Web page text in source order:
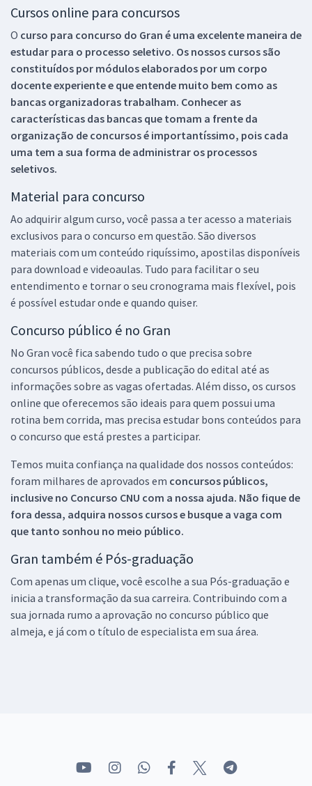
Cursos online para concursos
O curso para concurso do Gran é uma excelente maneira de
estudar para o processo seletivo. Os nossos cursos são
constituídos por módulos elaborados por um corpo
docente experiente e que entende muito bem como as
bancas organizadoras trabalham. Conhecer as
características das bancas que tomam a frente da
organização de concursos é importantíssimo, pois cada
uma tem a sua forma de administrar os processos
seletivos.
Material para concurso
Ao adquirir algum curso, você passa a ter acesso a materiais
exclusivos para o concurso em questão. São diversos
materiais com um conteúdo riquíssimo, apostilas disponíveis
para download e videoaulas. Tudo para facilitar o seu
entendimento e tornar o seu cronograma mais flexível, pois
é possível estudar onde e quando quiser.
Concurso público é no Gran
No Gran você fica sabendo tudo o que precisa sobre
concursos públicos, desde a publicação do edital até as
informações sobre as vagas ofertadas. Além disso, os cursos
online que oferecemos são ideais para quem possui uma
rotina bem corrida, mas precisa estudar bons conteúdos para
o concurso que está prestes a participar.
Temos muita confiança na qualidade dos nossos conteúdos:
foram milhares de aprovados em concursos públicos,
inclusive no Concurso CNU com a nossa ajuda. Não fique de
fora dessa, adquira nossos cursos e busque a vaga com
que tanto sonhou no meio público.
Gran também é Pós-graduação
Com apenas um clique, você escolhe a sua Pós-graduação e
inicia a transformação da sua carreira. Contribuindo com a
sua jornada rumo a aprovação no concurso público que
almeja, e já com o título de especialista em sua área.